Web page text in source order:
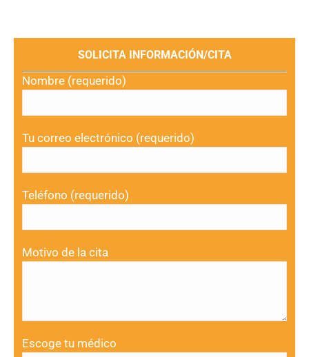
SOLICITA INFORMACIÓN/CITA
Nombre (requerido)
Tu correo electrónico (requerido)
Teléfono (requerido)
Motivo de la cita
Escoge tu médico